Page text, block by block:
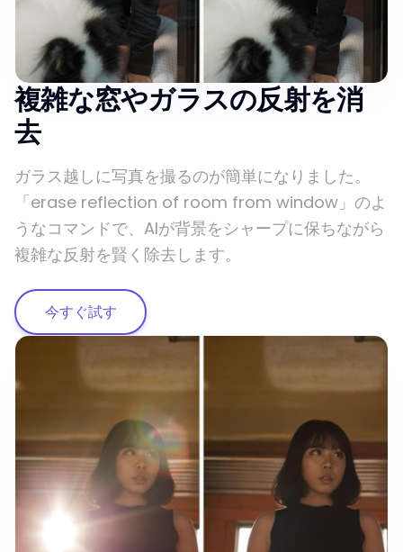
複雑な窓やガラスの反射を消
去
ガラス越しに写真を撮るのが簡単になりました。
「erase reflection of room from window」のよ
うなコマンドで、AIが背景をシャープに保ちながら
複雑な反射を賢く除去します。
今すぐ試す